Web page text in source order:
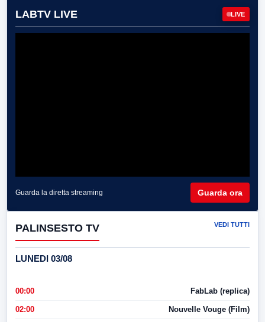
LABTV LIVE LIVE
Guarda la diretta streaming Guarda ora
PALINSESTO TV VEDI TUTTI
LUNEDI 03/08
00:00 FabLab (replica)
02:00 Nouvelle Vouge (Film)